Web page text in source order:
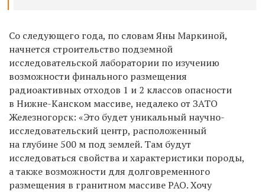
Со следующего года, по словам Яны Маркиной,
начнется строительство подземной
исследовательской лаборатории по изучению
возможности финального размещения
радиоактивных отходов 1 и 2 классов опасности
в Нижне-Канском массиве, недалеко от ЗАТО
Железногорск: «Это будет уникальный научно-
исследовательский центр, расположенный
на глубине 500 м под землей. Там будут
исследоваться свойства и характеристики породы,
а также возможности для долговременного
размещения в гранитном массиве РАО. Хочу